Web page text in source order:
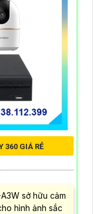
360 GIÁ RẺ
sở hữu cảm
hình ảnh sắc